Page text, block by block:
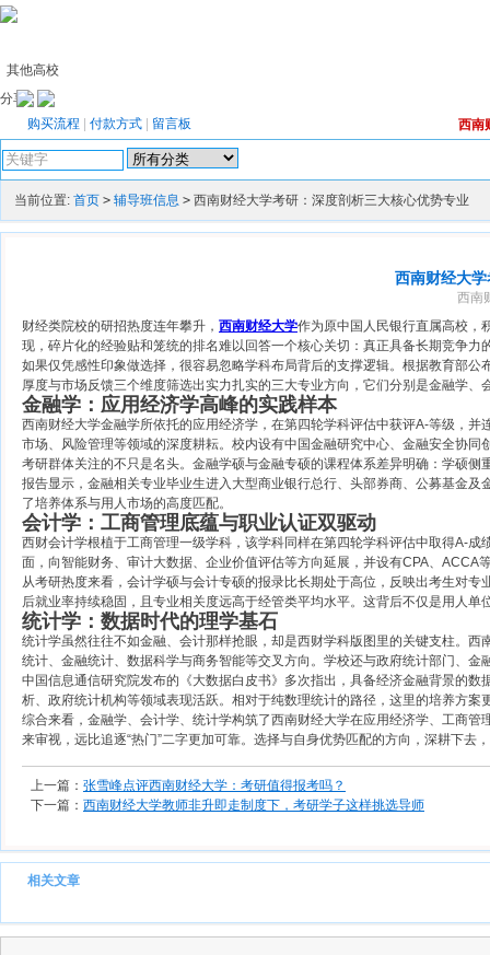
其他高校
购买流程 付款方式 留言板
分享：
西南
当前位置: 首页 > 辅导班信息 > 西南财经大学考研：深度剖析三大核心优势专业
西南财经大
西南
财经类院校的研招热度连年攀升， 西南财经大学作为原中国人民银行直属高校，
现，碎片化的经验贴和笼统的排名难以回答一个核心关切：真正具备长期竞争
如果仅凭感性印象做选择，很容易忽略学科布局背后的支撑逻辑。根据教育部
厚度与市场反馈三个维度筛选出实力扎实的三大专业方向，它们分别是金融学、
金融学：应用经济学高峰的实践样本
西南财经大学金融学所依托的应用经济学，在第四轮学科评估中获评A-等级，
市场、风险管理等领域的深度耕耘。校内设有中国金融研究中心、金融安全协
考研群体关注的不只是名头。金融学硕与金融专硕的课程体系差异明确：学硕
报告显示，金融相关专业毕业生进入大型商业银行总行、头部券商、公募基金
了培养体系与用人市场的高度匹配。
会计学：工商管理底蕴与职业认证双驱动
西财会计学根植于工商管理一级学科，该学科同样在第四轮学科评估中取得A-
面，向智能财务、审计大数据、企业价值评估等方向延展，并设有CPA、ACCA
从考研热度来看，会计学硕与会计专硕的报录比长期处于高位，反映出考生对
后就业率持续稳固，且专业相关度远高于经管类平均水平。这背后不仅是用人
统计学：数据时代的理学基石
统计学虽然往往不如金融、会计那样抢眼，却是西财学科版图里的关键支柱。
统计、金融统计、数据科学与商务智能等交叉方向。学校还与政府统计部门、
中国信息通信研究院发布的《大数据白皮书》多次指出，具备经济金融背景的
析、政府统计机构等领域表现活跃。相对于纯数理统计的路径，这里的培养方
综合来看，金融学、会计学、统计学构筑了西南财经大学在应用经济学、工商
来审视，远比追逐“热门”二字更加可靠。选择与自身优势匹配的方向，深耕下去
上一篇： 张雪峰点评西南财经大学：考研值得报考吗？
下一篇： 西南财经大学教师非升即走制度下，考研学子这样挑选导师
相关文章